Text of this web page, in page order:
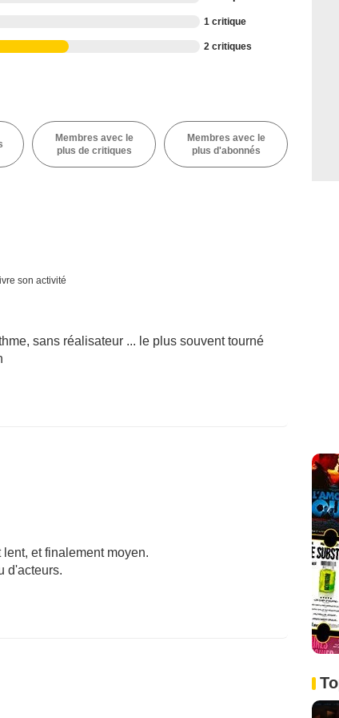
1 critique
2 critiques
Membres avec le
plus de critiques
Membres avec le
plus d'abonnés
son activité
sans réalisateur ... le plus souvent tourné
et finalement moyen.
d'acteurs.